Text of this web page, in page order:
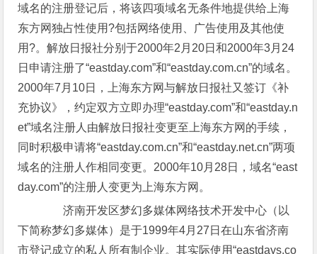
域名的注册登记后，将该四项域名无条件地提供给上海
东方网独占性使用?包括网络使用、广告使用及其他使
用?。解放日报社分别于2000年2月20日和2000年3月24
日申请注册了“eastday.com”和“eastday.com.cn”的域名。
2000年7月10日，上海东方网与解放日报社又签订《补
充协议》，约定双方立即办理“eastday.com”和“eastday.n
et”域名注册人由解放日报社变更至上海东方网的手续，
同时积极申请将“eastday.com.cn”和“eastday.net.cn”两项
域名的注册人作相同变更。2000年10月28日，域名“east
day.com”的注册人变更为上海东方网。
济南开发区梦幻多媒体网络技术开发中心（以
下简称梦幻多媒体）是于1999年4月27日在山东省济南
市登记成立的私人所有制企业。其实际使用“eastdays.co